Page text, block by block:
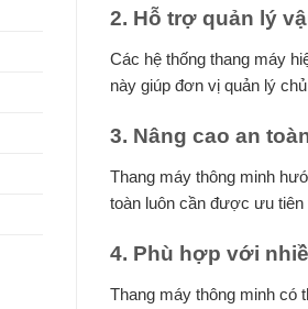
2. Hỗ trợ quản lý
Các hệ thống thang máy
này giúp đơn vị quản lý
3. Nâng cao an
Thang máy thông minh
toàn luôn cần được ưu tiên
4. Phù hợp với
Thang máy thông minh có